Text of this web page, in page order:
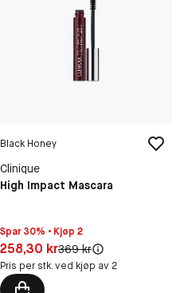
Black Honey
Clinique
High Impact Mascara
Spar 30% • Kjøp 2
Pris: 258,30 kr
258,30 krOriginal pris:
369 kr
Pris per stk. ved kjøp av 2